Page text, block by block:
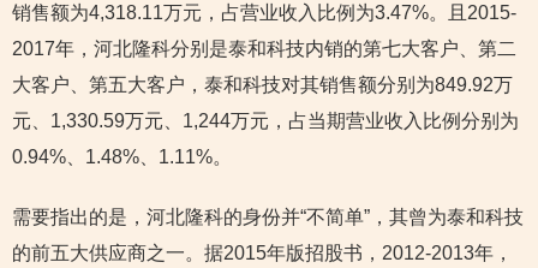
销售额为4,318.11万元，占营业收入比例为3.47%。且2015-
2017年，河北隆科分别是泰和科技内销的第七大客户、第二
大客户、第五大客户，泰和科技对其销售额分别为849.92万
元、1,330.59万元、1,244万元，占当期营业收入比例分别为
0.94%、1.48%、1.11%。
需要指出的是，河北隆科的身份并“不简单”，其曾为泰和科技
的前五大供应商之一。据2015年版招股书，2012-2013年，